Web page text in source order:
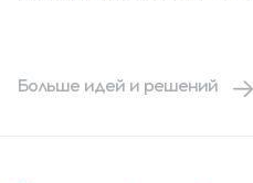
Больше идей и решений